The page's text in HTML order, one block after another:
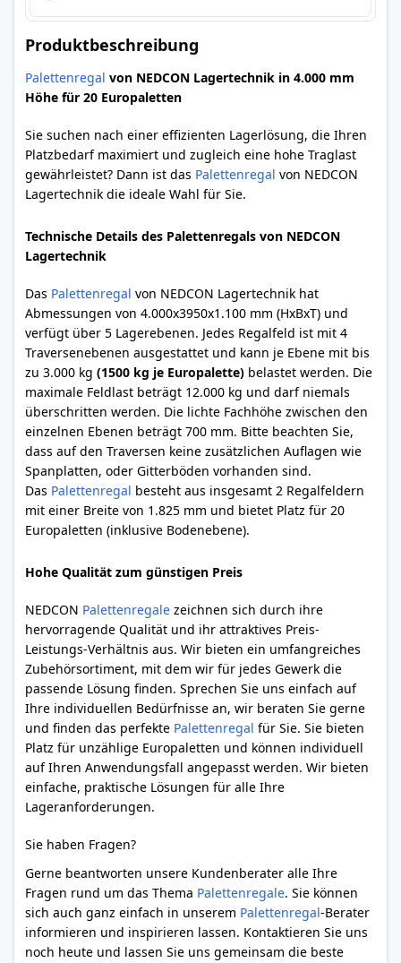
Produktbeschreibung
Palettenregal von NEDCON Lagertechnik in 4.000 mm
Höhe für 20 Europaletten
Sie suchen nach einer effizienten Lagerlösung, die Ihren
Platzbedarf maximiert und zugleich eine hohe Traglast
gewährleistet? Dann ist das Palettenregal von NEDCON
Lagertechnik die ideale Wahl für Sie.
Technische Details des Palettenregals von NEDCON
Lagertechnik
Das Palettenregal von NEDCON Lagertechnik hat
Abmessungen von 4.000x3950x1.100 mm (HxBxT) und
verfügt über 5 Lagerebenen. Jedes Regalfeld ist mit 4
Traversenebenen ausgestattet und kann je Ebene mit bis
zu 3.000 kg (1500 kg je Europalette) belastet werden. Die
maximale Feldlast beträgt 12.000 kg und darf niemals
überschritten werden. Die lichte Fachhöhe zwischen den
einzelnen Ebenen beträgt 700 mm. Bitte beachten Sie,
dass auf den Traversen keine zusätzlichen Auflagen wie
Spanplatten, oder Gitterböden vorhanden sind.
Das Palettenregal besteht aus insgesamt 2 Regalfeldern
mit einer Breite von 1.825 mm und bietet Platz für 20
Europaletten (inklusive Bodenebene).
Hohe Qualität zum günstigen Preis
NEDCON Palettenregale zeichnen sich durch ihre
hervorragende Qualität und ihr attraktives Preis-
Leistungs-Verhältnis aus. Wir bieten ein umfangreiches
Zubehörsortiment, mit dem wir für jedes Gewerk die
passende Lösung finden. Sprechen Sie uns einfach auf
Ihre individuellen Bedürfnisse an, wir beraten Sie gerne
und finden das perfekte Palettenregal für Sie. Sie bieten
Platz für unzählige Europaletten und können individuell
auf Ihren Anwendungsfall angepasst werden. Wir bieten
einfache, praktische Lösungen für alle Ihre
Lageranforderungen.
Sie haben Fragen?
Gerne beantworten unsere Kundenberater alle Ihre
Fragen rund um das Thema Palettenregale. Sie können
sich auch ganz einfach in unserem Palettenregal-Berater
informieren und inspirieren lassen. Kontaktieren Sie uns
noch heute und lassen Sie uns gemeinsam die beste